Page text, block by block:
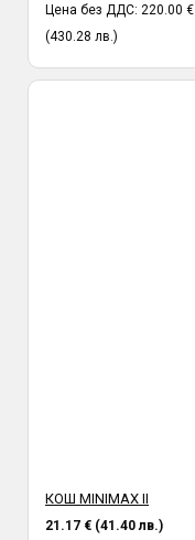
Цена без ДДС: 220.00 €
(430.28 лв.)
КОШ MINIMAX II
21.17 € (41.40 лв.)